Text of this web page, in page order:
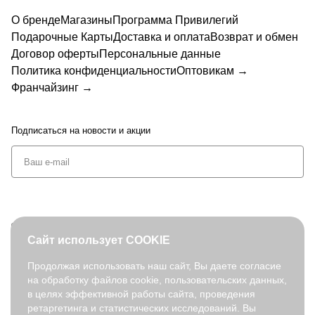
TR135
453-11
ETTI
Y1500
8-5
ETTI
Y1500
7-9
ETTI
Y1500
1-5
64 62
30
О брендеМагазиныПрограмма Привилегий
Подарочные КартыДоставка и оплатаВозврат и обмен
Договор офертыПерсональные данные
Политика конфиденциальностиОптовикам →
Франчайзинг →
Подписаться на новости и акции
© 2026. fabretti.ru. Все права защищены
На информационном ресурсе применяются
рекомендательные
Сайт использует COOKIE
Продолжая использовать наш сайт, Вы даете согласие
на обработку файлов cookie, пользовательских данных,
в целях эффективной работы сайта, проведения
ретаргетинга и статистических исследований. Вы